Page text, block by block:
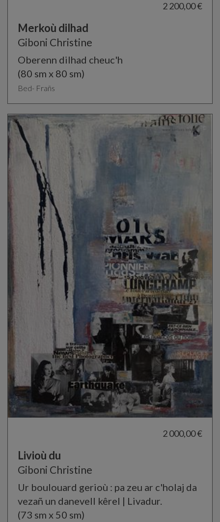
2 200,00 €
Merkoù dilhad
Giboni Christine
Oberenn dilhad cheuc'h
(80 sm x 80 sm)
Bed- Frañs
2 000,00 €
Livioù du
Giboni Christine
Ur boulouard gerioù : pa zeu ar c'holaj da
vezañ un danevell kêrel | Livadur.
(73 sm x 50 sm)